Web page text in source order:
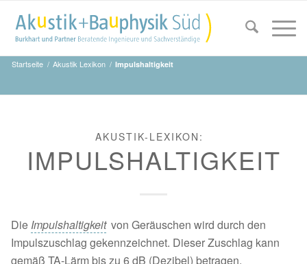
Startseite / Akustik Lexikon / Impulshaltigkeit
AKUSTIK-LEXIKON:
IMPULSHALTIGKEIT
Die Impulshaltigkeit von Geräuschen wird durch den
Impulszuschlag gekennzeichnet. Dieser Zuschlag kann
gemäß TA-Lärm bis zu 6 dB (Dezibel) betragen.